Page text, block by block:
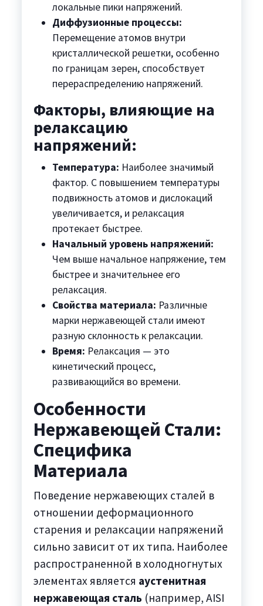
локальные пики напряжений.
Диффузионные процессы:
Перемещение атомов внутри
кристаллической решетки, особенно
по границам зерен, способствует
перераспределению напряжений.
Факторы, влияющие на
релаксацию
напряжений:
Температура: Наиболее значимый
фактор. С повышением температуры
подвижность атомов и дислокаций
увеличивается, и релаксация
протекает быстрее.
Начальный уровень напряжений:
Чем выше начальное напряжение, тем
быстрее и значительнее его
релаксация.
Свойства материала: Различные
марки нержавеющей стали имеют
разную склонность к релаксации.
Время: Релаксация — это
кинетический процесс,
развивающийся во времени.
Особенности
Нержавеющей Стали:
Специфика
Материала
Поведение нержавеющих сталей в
отношении деформационного
старения и релаксации напряжений
сильно зависит от их типа. Наиболее
распространенной в холодногнутых
элементах является аустенитная
нержавеющая сталь (например, AISI